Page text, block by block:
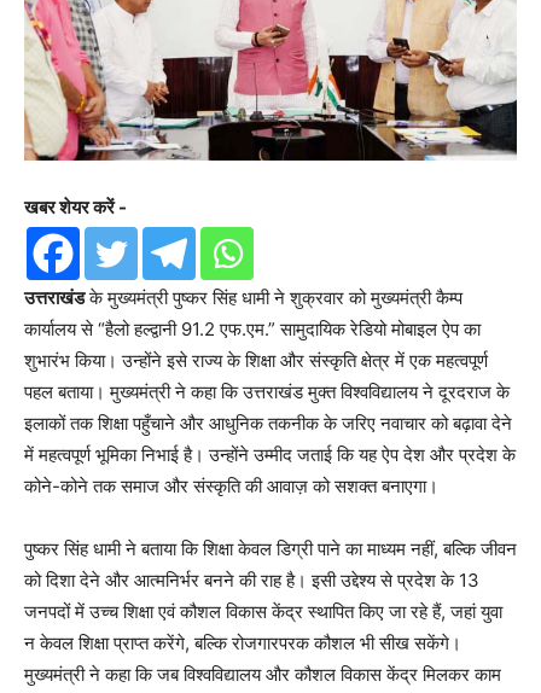
खबर शेयर करें -
उत्तराखंडके मुख्यमंत्री पुष्कर सिंह धामी ने शुक्रवार को मुख्यमंत्री कैम्प
कार्यालय से “हैलो हल्द्वानी 91.2 एफ.एम.” सामुदायिक रेडियो मोबाइल ऐप का
शुभारंभ किया। उन्होंने इसे राज्य के शिक्षा और संस्कृति क्षेत्र में एक महत्वपूर्ण
पहल बताया। मुख्यमंत्री ने कहा कि उत्तराखंड मुक्त विश्वविद्यालय ने दूरदराज के
इलाकों तक शिक्षा पहुँचाने और आधुनिक तकनीक के जरिए नवाचार को बढ़ावा देने
में महत्वपूर्ण भूमिका निभाई है। उन्होंने उम्मीद जताई कि यह ऐप देश और प्रदेश के
कोने-कोने तक समाज और संस्कृति की आवाज़ को सशक्त बनाएगा।
पुष्कर सिंह धामी ने बताया कि शिक्षा केवल डिग्री पाने का माध्यम नहीं, बल्कि जीवन
को दिशा देने और आत्मनिर्भर बनने की राह है। इसी उद्देश्य से प्रदेश के 13
जनपदों में उच्च शिक्षा एवं कौशल विकास केंद्र स्थापित किए जा रहे हैं, जहां युवा
न केवल शिक्षा प्राप्त करेंगे, बल्कि रोजगारपरक कौशल भी सीख सकेंगे।
मुख्यमंत्री ने कहा कि जब विश्वविद्यालय और कौशल विकास केंद्र मिलकर काम